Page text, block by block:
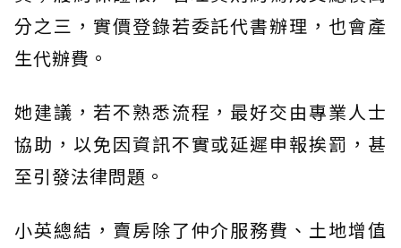
分之三，實價登錄若委託代書辦理，也會產
生代辦費。
她建議，若不熟悉流程，最好交由專業人士
協助，以免因資訊不實或延遲申報挨罰，甚
至引發法律問題。
小英總結，賣房除了仲介服務費、土地增值